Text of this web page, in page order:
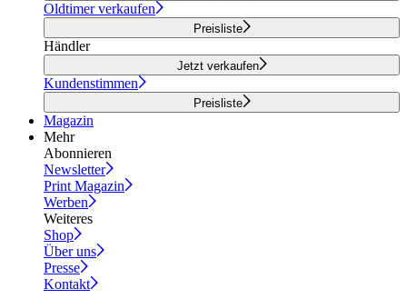
Oldtimer verkaufen
Preisliste
Händler
Jetzt verkaufen
Kundenstimmen
Preisliste
Magazin
Mehr
Abonnieren
Newsletter
Print Magazin
Werben
Weiteres
Shop
Über uns
Presse
Kontakt